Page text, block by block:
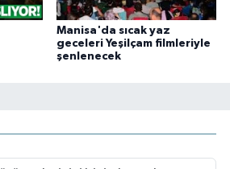
Manisa'da sıcak yaz
geceleri Yeşilçam filmleriyle
şenlenecek